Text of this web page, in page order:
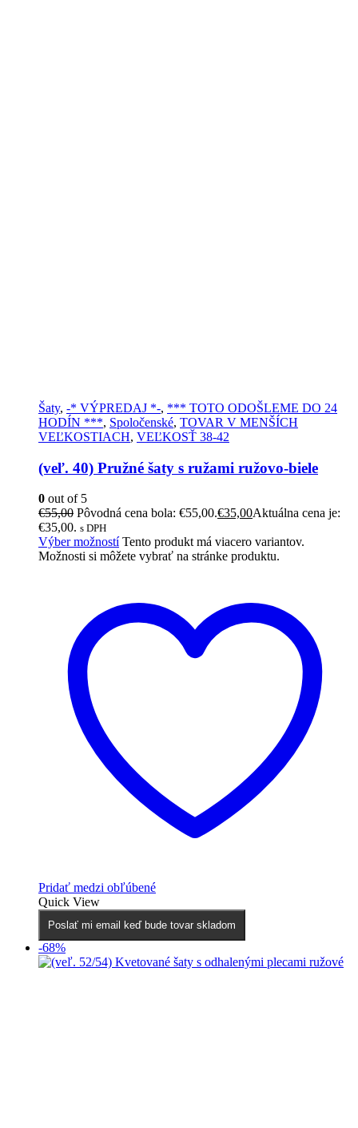
Šaty, -* VÝPREDAJ *-, *** TOTO ODOŠLEME DO 24
HODÍN ***, Spoločenské, TOVAR V MENŠÍCH
VEĽKOSTIACH, VEĽKOSŤ 38-42
(veľ. 40) Pružné šaty s ružami ružovo-biele
0 out of 5
€55,00 Pôvodná cena bola: €55,00.€35,00Aktuálna cena je:
€35,00. s DPH
Výber možností Tento produkt má viacero variantov.
Možnosti si môžete vybrať na stránke produktu.
Pridať medzi obľúbené
Quick View
Poslať mi email keď bude tovar skladom
-68%